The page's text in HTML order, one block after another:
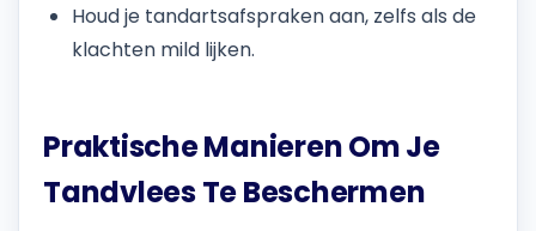
Houd je tandartsafspraken aan, zelfs als de
klachten mild lijken.
Praktische Manieren Om Je
Tandvlees Te Beschermen